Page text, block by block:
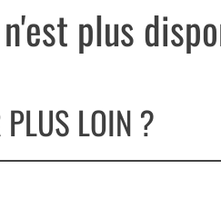
plus
LOIN ?